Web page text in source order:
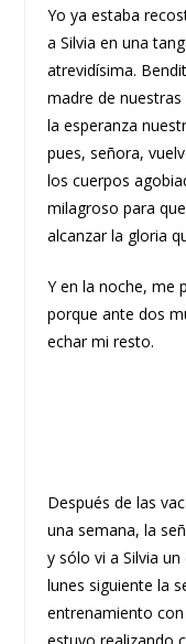
Yo ya estaba
a Silvia en una
atrevidísima.
madre de
la esperanza
pues, señora,
los cuerpos
milagroso para
alcanzar la gloria
Y en la noche, me
porque ante dos
echar mi resto.
Después de las
una semana, la
y sólo vi a Silvia
lunes siguiente la
entrenamiento
estuvo realizando